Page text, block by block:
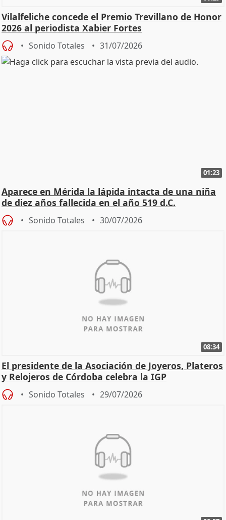
Vilalfeliche concede el Premio Trevillano de Honor
2026 al periodista Xabier Fortes
Sonido Totales 31/07/2026
01:23
Aparece en Mérida la lápida intacta de una niña
de diez años fallecida en el año 519 d.C.
Sonido Totales 30/07/2026
08:34
El presidente de la Asociación de Joyeros, Plateros
y Relojeros de Córdoba celebra la IGP
Sonido Totales 29/07/2026